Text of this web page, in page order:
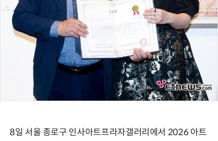
8일 서울 종로구 인사아트프라자갤러리에서 2026 아트